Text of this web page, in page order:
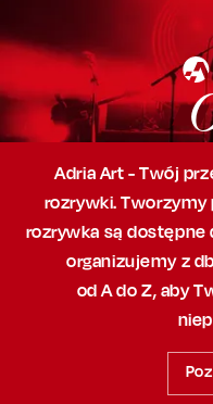
Adria Art - Twój
rozrywki.
rozrywka są dostępne
organizujemy z
od A do Z, aby